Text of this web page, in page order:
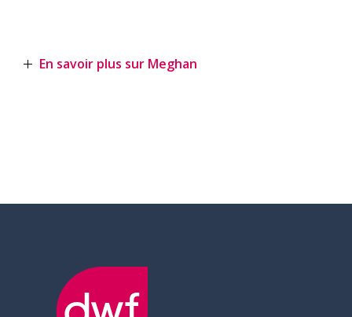
En savoir plus sur Meghan